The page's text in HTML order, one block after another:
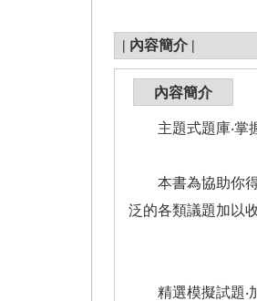
| 內容簡介 |
內容簡介
主題式題庫‧掌
本書為協助你得
泛的各類議題加以
精選模擬試題‧